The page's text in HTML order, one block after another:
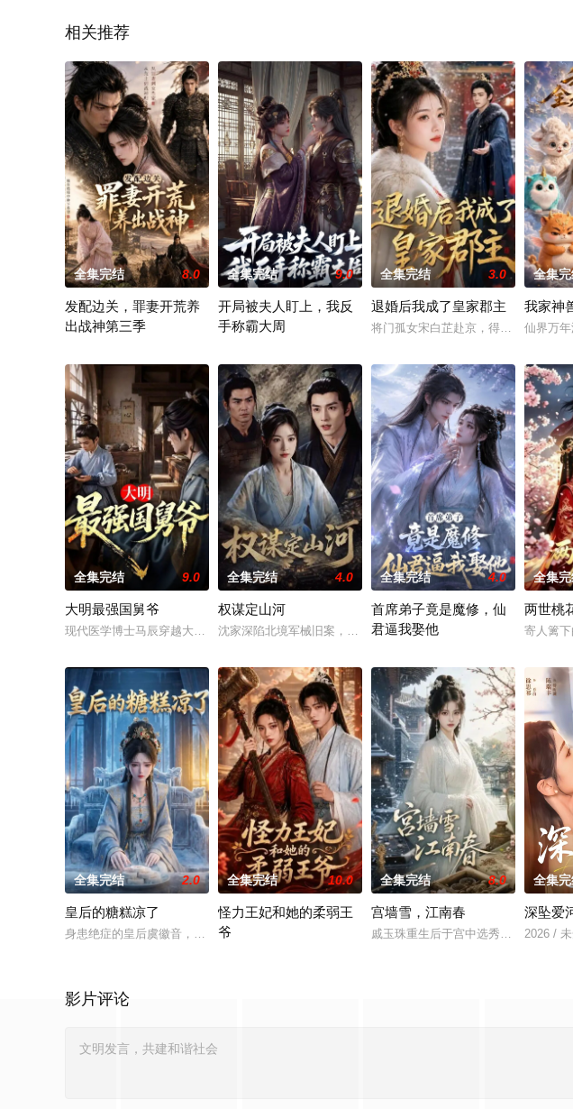
相关推荐
全集完结 8.0
发配边关，罪妻开荒养
出战神第三季
全集完结 9.0
开局被夫人盯上，我反
手称霸大周
现代特种兵陈玄穿越大周，开局沦为将军府必死炉鼎，身份卑微却
全集完结 3.0
退婚后我成了皇家郡主
将门孤女宋白芷赴京，得知未婚夫谢
全集
我家神
仙界万
全集完结 9.0
大明最强国舅爷
现代医学博士马辰穿越大明，意外从河中钓起奄奄一息的已故皇长孙朱雄英。凭借高超医术将其
全集完结 4.0
权谋定山河
沈家深陷北境军械旧案，满门蒙冤。为查清真相、洗刷家族冤屈，
全集完结 4.0
首席弟子竟是魔修，仙
君逼我娶他
全集
两世桃
寄人篱
全集完结 2.0
皇后的糖糕凉了
身患绝症的皇后虞徽音，没有困于后宫情爱，而是用生命最后的时光默默筹谋。她温柔接纳穿越
全集完结 10.0
怪力王妃和她的柔弱王
爷
全集完结 8.0
宫墙雪，江南春
戚玉珠重生后于宫中选秀时识破嫡姐
全集
深坠爱
2026 /
影片评论